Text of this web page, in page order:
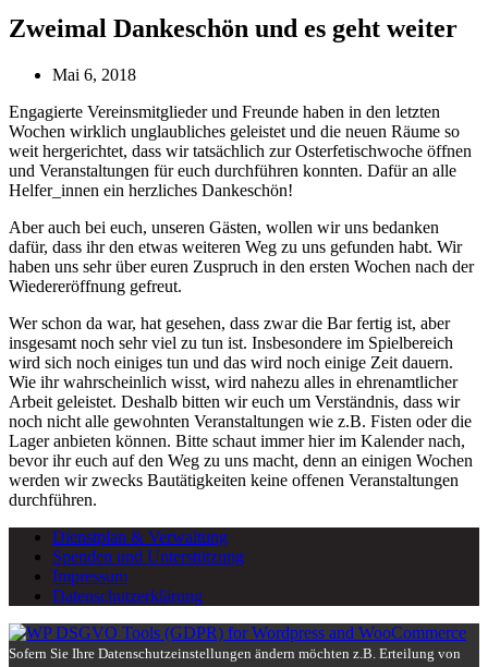
Zweimal Dankeschön und es geht weiter
Mai 6, 2018
Engagierte Vereinsmitglieder und Freunde haben in den letzten
Wochen wirklich unglaubliches geleistet und die neuen Räume so
weit hergerichtet, dass wir tatsächlich zur Osterfetischwoche öffnen
und Veranstaltungen für euch durchführen konnten. Dafür an alle
Helfer_innen ein herzliches Dankeschön!
Aber auch bei euch, unseren Gästen, wollen wir uns bedanken
dafür, dass ihr den etwas weiteren Weg zu uns gefunden habt. Wir
haben uns sehr über euren Zuspruch in den ersten Wochen nach der
Wiedereröffnung gefreut.
Wer schon da war, hat gesehen, dass zwar die Bar fertig ist, aber
insgesamt noch sehr viel zu tun ist. Insbesondere im Spielbereich
wird sich noch einiges tun und das wird noch einige Zeit dauern.
Wie ihr wahrscheinlich wisst, wird nahezu alles in ehrenamtlicher
Arbeit geleistet. Deshalb bitten wir euch um Verständnis, dass wir
noch nicht alle gewohnten Veranstaltungen wie z.B. Fisten oder die
Lager anbieten können. Bitte schaut immer hier im Kalender nach,
bevor ihr euch auf den Weg zu uns macht, denn an einigen Wochen
werden wir zwecks Bautätigkeiten keine offenen Veranstaltungen
durchführen.
Dienstplan & Verwaltung
Spenden und Unterstützung
Impressum
Datenschutzerklärung
Sofern Sie Ihre Datenschutzeinstellungen ändern möchten z.B. Erteilung von